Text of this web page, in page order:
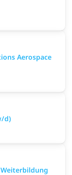
Aerospace
d)